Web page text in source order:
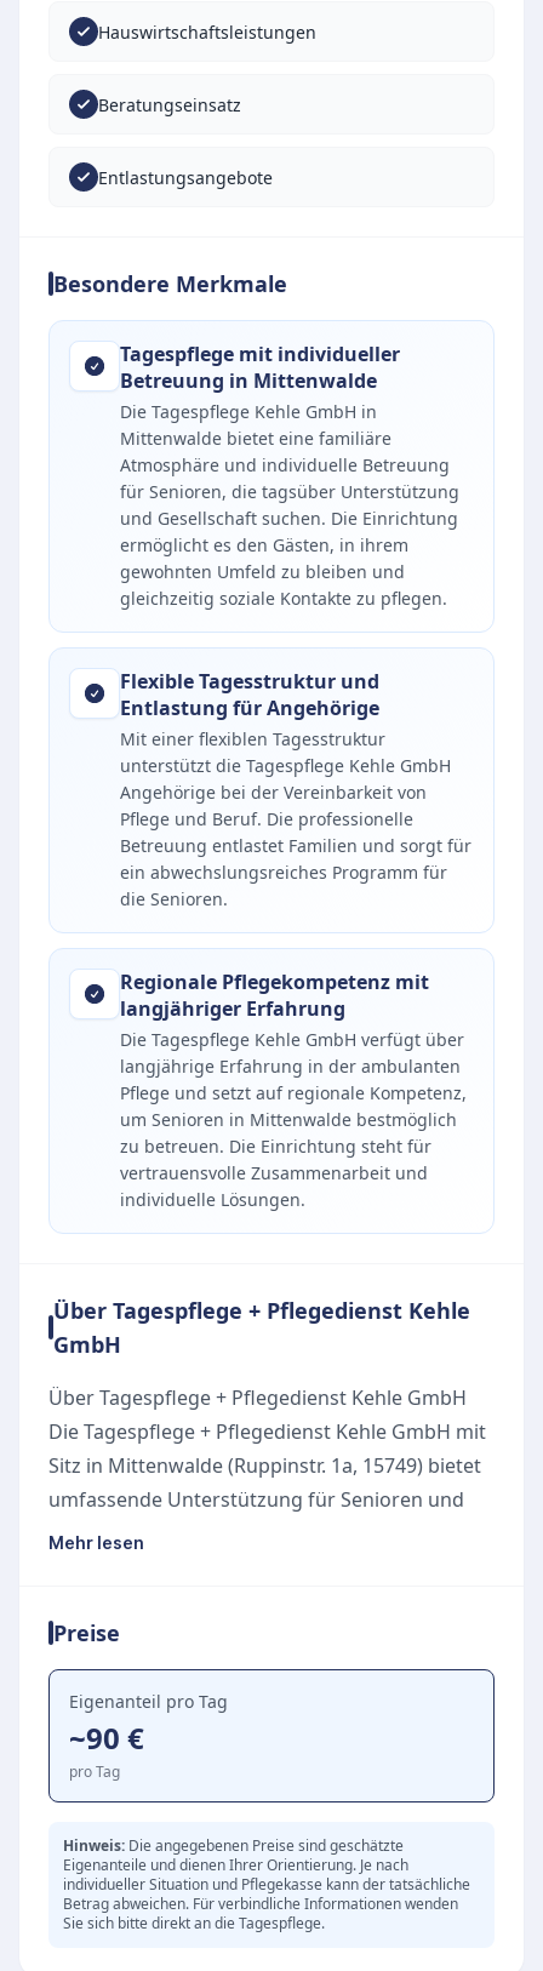
Hauswirtschaftsleistungen
Beratungseinsatz
Entlastungsangebote
Besondere Merkmale
Tagespflege mit individueller
Betreuung in Mittenwalde
Die Tagespflege Kehle GmbH in
Mittenwalde bietet eine familiäre
Atmosphäre und individuelle Betreuung
für Senioren, die tagsüber Unterstützung
und Gesellschaft suchen. Die Einrichtung
ermöglicht es den Gästen, in ihrem
gewohnten Umfeld zu bleiben und
gleichzeitig soziale Kontakte zu pflegen.
Flexible Tagesstruktur und
Entlastung für Angehörige
Mit einer flexiblen Tagesstruktur
unterstützt die Tagespflege Kehle GmbH
Angehörige bei der Vereinbarkeit von
Pflege und Beruf. Die professionelle
Betreuung entlastet Familien und sorgt für
ein abwechslungsreiches Programm für
die Senioren.
Regionale Pflegekompetenz mit
langjähriger Erfahrung
Die Tagespflege Kehle GmbH verfügt über
langjährige Erfahrung in der ambulanten
Pflege und setzt auf regionale Kompetenz,
um Senioren in Mittenwalde bestmöglich
zu betreuen. Die Einrichtung steht für
vertrauensvolle Zusammenarbeit und
individuelle Lösungen.
Über Tagespflege + Pflegedienst Kehle
GmbH
Über Tagespflege + Pflegedienst Kehle GmbH
Die Tagespflege + Pflegedienst Kehle GmbH mit
Sitz in Mittenwalde (Ruppinstr. 1a, 15749) bietet
umfassende Unterstützung für Senioren und
pflegebedürftige Menschen in der Region. Das
den Alltag der Gäste abwechslungsreich und
erfüllend zu gestalten.
Angebotene Leistungen
Der Dienst umfasst sowohl ambulante Pflege
als auch Tagespflege und unterstützt bei:
Grundpflege und Behandlungspflege
Organisation alltäglicher Verrichtungen
Sozialer Betreuung und Aktivierung
Individueller Beratung für Betroffene und
Mehr lesen
Preise
Eigenanteil pro Tag
~90 €
pro Tag
Hinweis: Die angegebenen Preise sind geschätzte
Eigenanteile und dienen Ihrer Orientierung. Je nach
individueller Situation und Pflegekasse kann der tatsächliche
Betrag abweichen. Für verbindliche Informationen wenden
Sie sich bitte direkt an die Tagespflege.